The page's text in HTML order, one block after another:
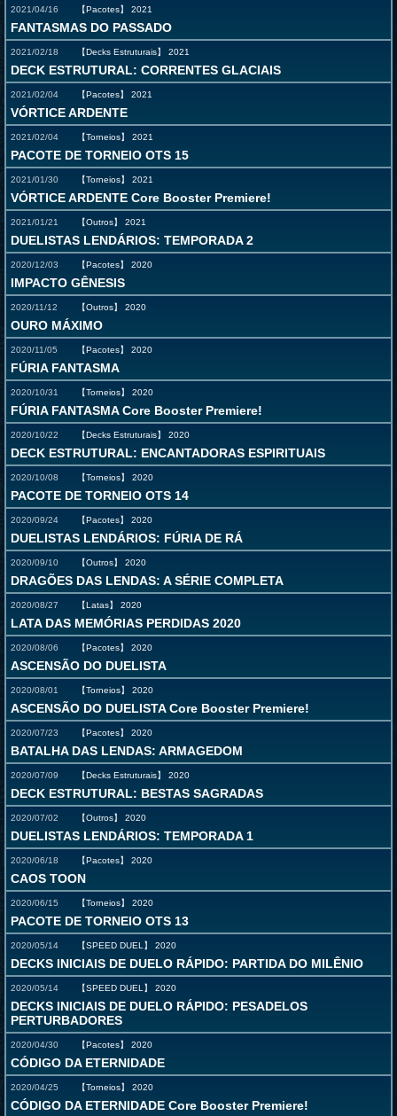
2021/04/16 【Pacotes】 2021
FANTASMAS DO PASSADO
2021/02/18 【Decks Estruturais】 2021
DECK ESTRUTURAL: CORRENTES GLACIAIS
2021/02/04 【Pacotes】 2021
VÓRTICE ARDENTE
2021/02/04 【Torneios】 2021
PACOTE DE TORNEIO OTS 15
2021/01/30 【Torneios】 2021
VÓRTICE ARDENTE Core Booster Premiere!
2021/01/21 【Outros】 2021
DUELISTAS LENDÁRIOS: TEMPORADA 2
2020/12/03 【Pacotes】 2020
IMPACTO GÊNESIS
2020/11/12 【Outros】 2020
OURO MÁXIMO
2020/11/05 【Pacotes】 2020
FÚRIA FANTASMA
2020/10/31 【Torneios】 2020
FÚRIA FANTASMA Core Booster Premiere!
2020/10/22 【Decks Estruturais】 2020
DECK ESTRUTURAL: ENCANTADORAS ESPIRITUAIS
2020/10/08 【Torneios】 2020
PACOTE DE TORNEIO OTS 14
2020/09/24 【Pacotes】 2020
DUELISTAS LENDÁRIOS: FÚRIA DE RÁ
2020/09/10 【Outros】 2020
DRAGÕES DAS LENDAS: A SÉRIE COMPLETA
2020/08/27 【Latas】 2020
LATA DAS MEMÓRIAS PERDIDAS 2020
2020/08/06 【Pacotes】 2020
ASCENSÃO DO DUELISTA
2020/08/01 【Torneios】 2020
ASCENSÃO DO DUELISTA Core Booster Premiere!
2020/07/23 【Pacotes】 2020
BATALHA DAS LENDAS: ARMAGEDOM
2020/07/09 【Decks Estruturais】 2020
DECK ESTRUTURAL: BESTAS SAGRADAS
2020/07/02 【Outros】 2020
DUELISTAS LENDÁRIOS: TEMPORADA 1
2020/06/18 【Pacotes】 2020
CAOS TOON
2020/06/15 【Torneios】 2020
PACOTE DE TORNEIO OTS 13
2020/05/14 【SPEED DUEL】 2020
DECKS INICIAIS DE DUELO RÁPIDO: PARTIDA DO MILÊNIO
2020/05/14 【SPEED DUEL】 2020
DECKS INICIAIS DE DUELO RÁPIDO: PESADELOS
PERTURBADORES
2020/04/30 【Pacotes】 2020
CÓDIGO DA ETERNIDADE
2020/04/25 【Torneios】 2020
CÓDIGO DA ETERNIDADE Core Booster Premiere!